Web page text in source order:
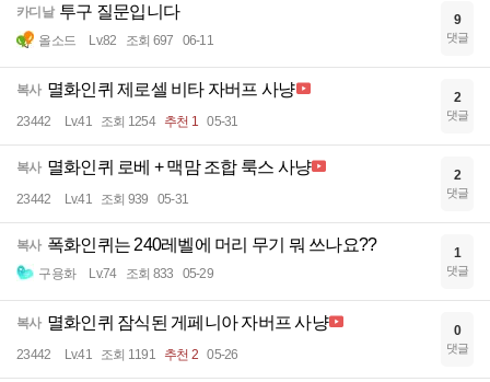
카디날 투구 질문입니다
올소드 Lv.82 조회 697 06-11
9
댓글
복사 멸화인퀴 제로셀 비타 자버프 사냥
23442 Lv.41 조회 1254 추천 1 05-31
2
댓글
복사 멸화인퀴 로베 + 맥맘 조합 룩스 사냥
23442 Lv.41 조회 939 05-31
2
댓글
복사 폭화인퀴는 240레벨에 머리 무기 뭐 쓰나요??
구용화 Lv.74 조회 833 05-29
1
댓글
복사 멸화인퀴 잠식된 게페니아 자버프 사냥
23442 Lv.41 조회 1191 추천 2 05-26
0
댓글